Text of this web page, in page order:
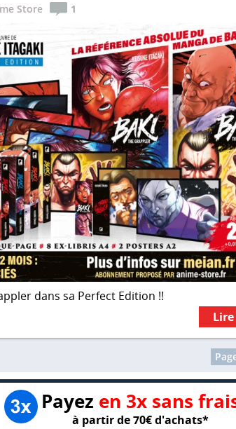
Store 1
dans sa Perfect Edition !!
Payez en 3x sans
à partir de 70€ d'achats*